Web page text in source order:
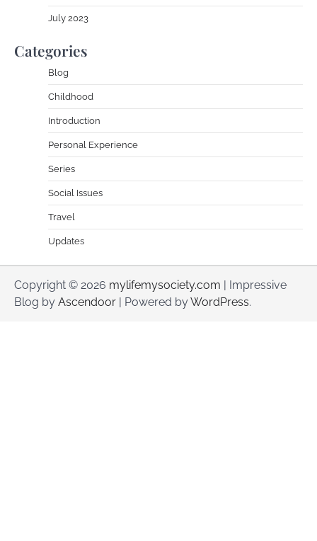
July 2023
Categories
Blog
Childhood
Introduction
Personal Experience
Series
Social Issues
Travel
Updates
Copyright © 2026 mylifemysociety.com | Impressive
Blog by Ascendoor | Powered byWordPress.